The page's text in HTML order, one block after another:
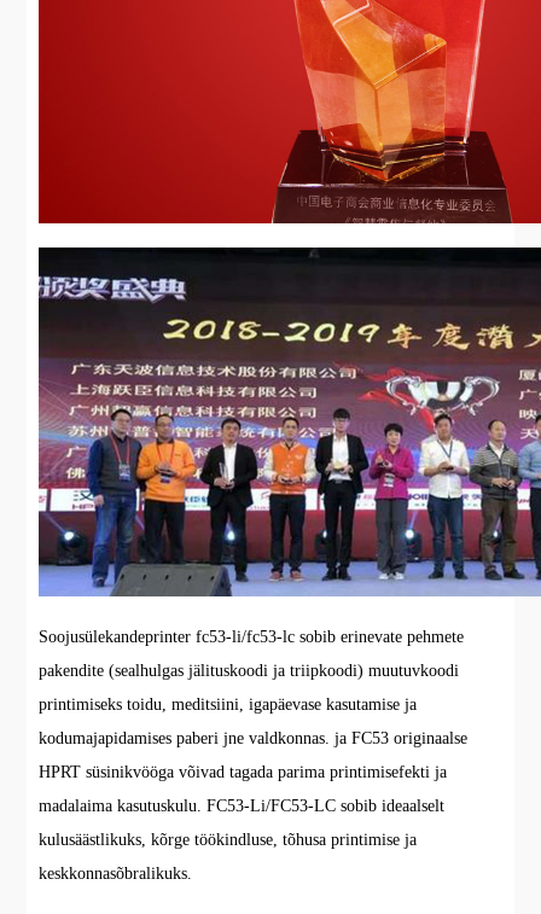
Soojusülekandeprinter fc53-li/fc53-lc sobib erinevate pehmete
pakendite (sealhulgas jälituskoodi ja triipkoodi) muutuvkoodi
printimiseks toidu, meditsiini, igapäevase kasutamise ja
kodumajapidamises paberi jne valdkonnas. ja FC53 originaalse
HPRT süsinikvööga võivad tagada parima printimisefekti ja
madalaima kasutuskulu. FC53-Li/FC53-LC sobib ideaalselt
kulusäästlikuks, kõrge töökindluse, tõhusa printimise ja
keskkonnasõbralikuks.